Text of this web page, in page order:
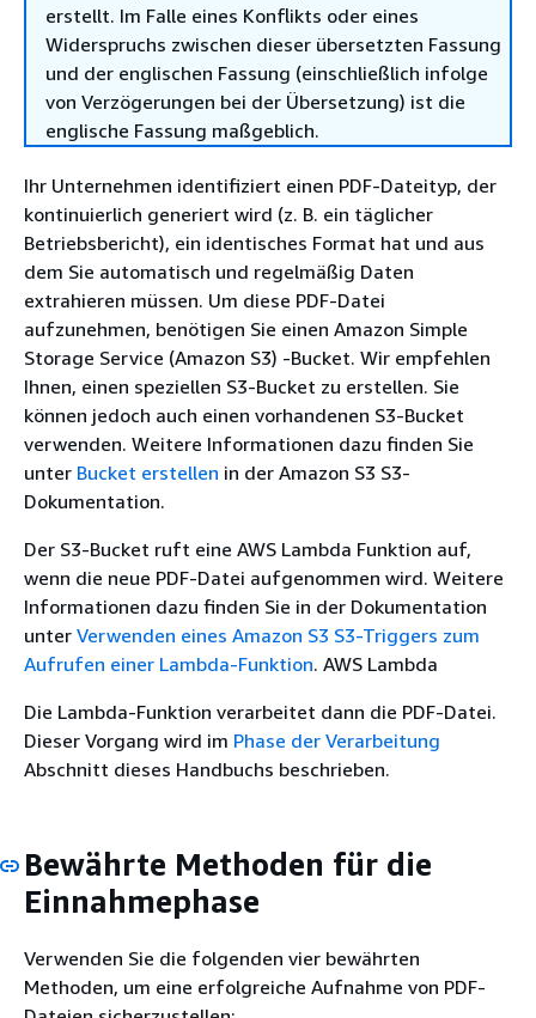
erstellt. Im Falle eines Konflikts oder eines
Widerspruchs zwischen dieser übersetzten Fassung
und der englischen Fassung (einschließlich infolge
von Verzögerungen bei der Übersetzung) ist die
englische Fassung maßgeblich.
Ihr Unternehmen identifiziert einen PDF-Dateityp, der
kontinuierlich generiert wird (z. B. ein täglicher
Betriebsbericht), ein identisches Format hat und aus
dem Sie automatisch und regelmäßig Daten
extrahieren müssen. Um diese PDF-Datei
aufzunehmen, benötigen Sie einen Amazon Simple
Storage Service (Amazon S3) -Bucket. Wir empfehlen
Ihnen, einen speziellen S3-Bucket zu erstellen. Sie
können jedoch auch einen vorhandenen S3-Bucket
verwenden. Weitere Informationen dazu finden Sie
unter Bucket erstellen in der Amazon S3 S3-
Dokumentation.
Der S3-Bucket ruft eine AWS Lambda Funktion auf,
wenn die neue PDF-Datei aufgenommen wird. Weitere
Informationen dazu finden Sie in der Dokumentation
unter Verwenden eines Amazon S3 S3-Triggers zum
Aufrufen einer Lambda-Funktion. AWS Lambda
Die Lambda-Funktion verarbeitet dann die PDF-Datei.
Dieser Vorgang wird im Phase der Verarbeitung
Abschnitt dieses Handbuchs beschrieben.
Bewährte Methoden für die
Einnahmephase
Verwenden Sie die folgenden vier bewährten
Methoden, um eine erfolgreiche Aufnahme von PDF-